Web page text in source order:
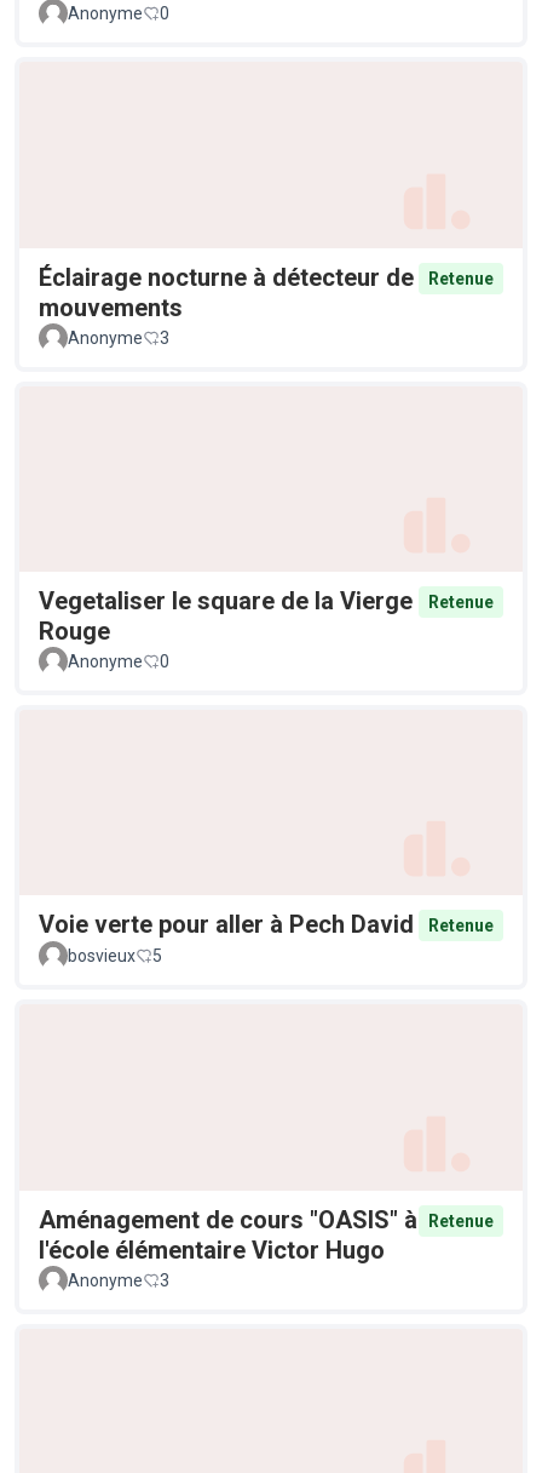
Anonyme 0
Éclairage nocturne à détecteur de
mouvements
Retenue
Anonyme 3
Vegetaliser le square de la Vierge
Rouge
Retenue
Anonyme 0
Voie verte pour aller à Pech David
Retenue
bosvieux
5
Aménagement de cours "OASIS" à
l'école élémentaire Victor Hugo
Retenue
Anonyme 3